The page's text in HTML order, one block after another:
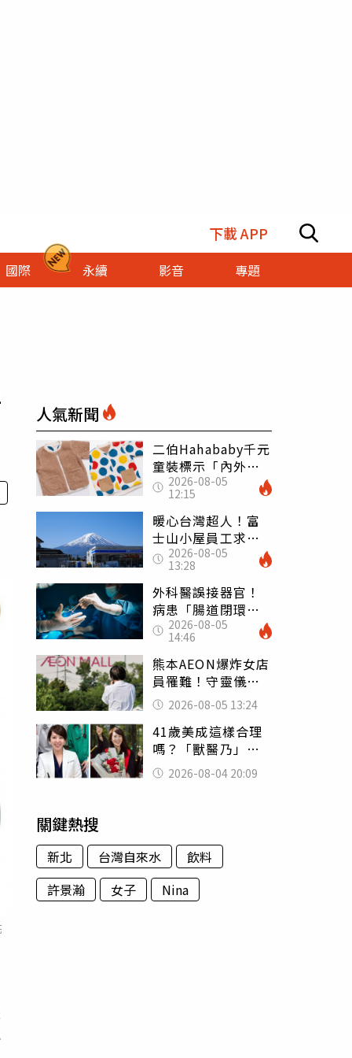
下載 APP
國際 永續 影音
專題
人氣新聞
二伯Hahababy千元
童裝標示「內外層
皆純棉」 SGS檢
測證明：內裡100%
聚酯纖維
2026-08-05
12:15
暖心台灣超人！富
士山小屋員工求助
「想活下去」 山
友狂背物資上山：
台灣真的是寶島
2026-08-05
13:28
外科醫誤接器官！
病患「腸道閉環」
無法排便險死 同
行看傻：糟糕至極
2026-08-05
14:46
熊本AEON爆炸女店
員罹難！守靈儀式
擺純白婚紗 「妻
已不在身邊」他淚
喊：無法想像
2026-08-05 13:24
41歲美成這樣合理
嗎？「獸醫乃」最
新近照曝光 網暴
動：歲月忘了她
2026-08-04 20:09
關鍵熱搜
新北 台灣自來水
飲料
許景瀚
女子 Nina